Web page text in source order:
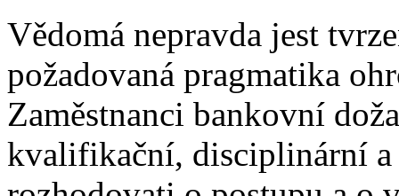
Vědomá nepravda jest
požadovaná pragmatika
Zaměstnanci bankovní
kvalifikační, disciplinární a